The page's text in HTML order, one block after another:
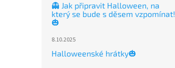
👻 Jak připravit Halloween, na
který se bude s děsem vzpomínat!
🎃
8.10.2025
Halloweenské hrátky🎃